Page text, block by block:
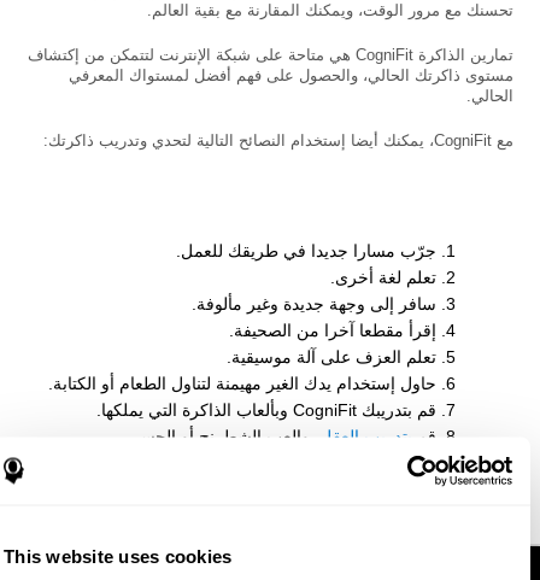
This website uses cookies
تحسنك مع مرور الوقت، ويمكنك المقارنة مع بقية العالم.
تمارين الذاكرة CogniFit هي متاحة على شبكة الإنترنت لتتمكن من إكتشاف
مستوى ذاكرتك الحالي، والحصول على فهم أفضل لمستواك المعرفي
الحالي.
جرّب مسارا جديدا في طريقك للعمل.
تعلم لغة أخرى.
سافر إلى وجهة جديدة وغير مألوفة.
إقرأ مقطعا آخرا من الصحيفة.
تعلم العزف على آلة موسيقية.
حاول إستخدام يدك الغير مهيمنة لتناول الطعام أو الكتابة.
قم بتدريبك CogniFit وبألعاب الذاكرة التي يملكها.
قم بتدريب العقل, وإلعب الشطرنج أو الجسر.
تعلم كلمة جديدة كل يوم.